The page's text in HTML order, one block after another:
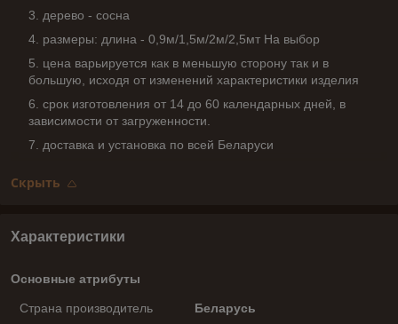
дерево - сосна
размеры: длина - 0,9м/1,5м/2м/2,5мт На выбор
цена варьируется как в меньшую сторону так и в
большую, исходя от изменений характеристики изделия
срок изготовления от 14 до 60 календарных дней, в
зависимости от загруженности.
доставка и установка по всей Беларуси
Скрыть
Характеристики
Основные атрибуты
Страна производитель
Беларусь